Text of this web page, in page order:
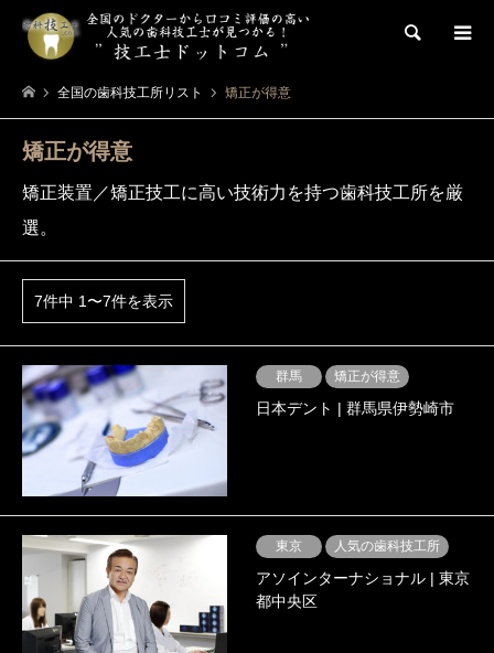
検索
全国の歯科技工所リスト 矯正が得意
矯正が得意
矯正装置／矯正技工に高い技術力を持つ歯科技工所を厳
選。
7件中 1〜7件を表示
群馬 矯正が得意
日本デント | 群馬県伊勢崎市
東京 人気の歯科技工所
アソインターナショナル | 東京
都中央区